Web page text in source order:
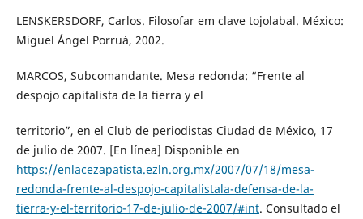
LENSKERSDORF, Carlos. Filosofar em clave tojolabal. México:
Miguel Ángel Porruá, 2002.
MARCOS, Subcomandante. Mesa redonda: “Frente al
despojo capitalista de la tierra y el
territorio”, en el Club de periodistas Ciudad de México, 17
de julio de 2007. [En línea] Disponible en
https://enlacezapatista.ezln.org.mx/2007/07/18/mesa-
redonda-frente-al-despojo-capitalistala-defensa-de-la-
tierra-y-el-territorio-17-de-julio-de-2007/#int. Consultado el